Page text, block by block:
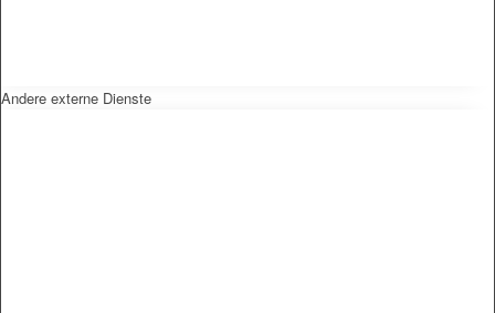
Andere externe Dienste